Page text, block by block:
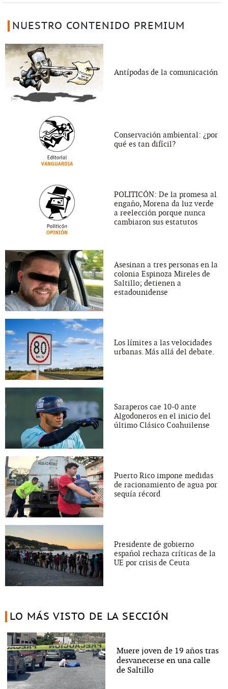
NUESTRO CONTENIDO PREMIUM
Antípodas de la comunicación
Conservación ambiental: ¿por
qué es tan difícil?
POLITICÓN: De la promesa al
engaño, Morena da luz verde
a reelección porque nunca
cambiaron sus estatutos
Asesinan a tres personas en la
colonia Espinoza Mireles de
Saltillo; detienen a
estadounidense
Los límites a las velocidades
urbanas. Más allá del debate.
Saraperos cae 10-0 ante
Algodoneros en el inicio del
último Clásico Coahuilense
Puerto Rico impone medidas
de racionamiento de agua por
sequía récord
Presidente de gobierno
español rechaza críticas de la
UE por crisis de Ceuta
LO MÁS VISTO DE LA SECCIÓN
Muere joven de 19 años tras
desvanecerse en una calle
de Saltillo